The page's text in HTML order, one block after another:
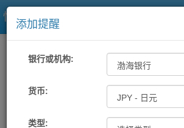
快易理财网
一站式汇率 工具 汇率提醒
各大银行及中国银联
机构 提醒条件 提醒方式
添加提醒
银行或机构:
货币:
类型: